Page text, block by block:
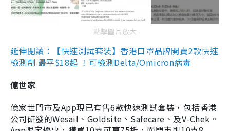
點擊圖片放大
延伸閱讀：【快速測試套裝】香港口罩品牌開賣2款快速
檢測劑 最平$18起 ！可檢測Delta/Omicron病毒
億世家
億家世門市及App現已有售6款快速測試套裝，包括香港
公司研發的Wesail、Goldsite、Safecare、及V-Chek。